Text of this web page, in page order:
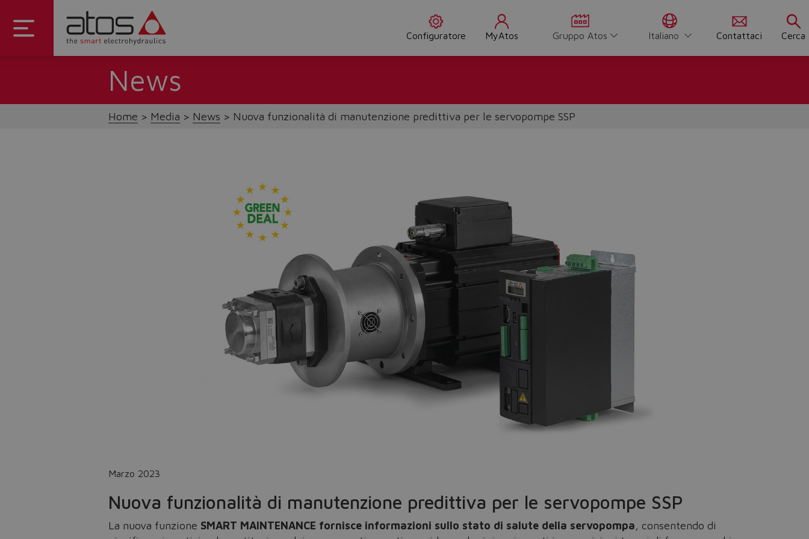
Configuratore MyAtos Gruppo Atos Italiano Contattaci Cerca
Do you want to leave the configurator?
The running selection will be lost.
News
Home Media News Nuova funzionalità di manutenzione predittiva per le servopompe SSP
Marzo 2023
Nuova funzionalità di manutenzione predittiva per le servopompe SSP
La nuova funzione SMART MAINTENANCE fornisce informazioni sullo stato di salute della servopompa, consentendo di